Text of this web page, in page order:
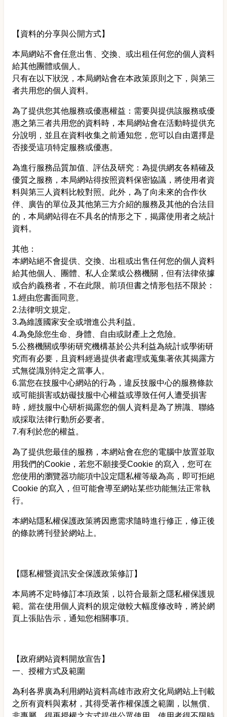
【資料的分享與公開方式】
本局網站不會任意出售、交換、或出租任何您的個人資料
給其他團體或個人。
只有在以下狀況，本局網站會在本政策原則之下，與第三
者共用您的個人資料。
為了提供您其他服務或優惠權益：需要與提供該服務或優
惠之第三者共用您的資料時，本局網站會在活動時提供充
分說明，並且在資料收集之前通知您，您可以自由選擇是
否接受這項特定服務或優惠。
為進行服務品質加值、評估及研究：為提供網友各精確及
優質之服務，本局網站得按照資料保密協議，將使用者資
料與第三人資料比較對照。此外，為了向未來的合作伙
伴、廣告的單位及其他第三方介紹的服務及其他的合法目
的，本局網站得在不具名的情形之下，揭露使用者之統計
資料。
其他：
本網站絕不會提供、交換、出租或出售任何您的個人資料
給其他個人、團體、私人企業或公務機關，但有法律依據
或合約義務者，不在此限。前項但書之情形包括不限於：
1.經由您書面同意。​
2.法律明文規定。​
3.為維護國家安全或增進公共利益。​
4.為免除您生命、身體、自由或財產上之危險。​
5.公務機關或學術研究機構基於公共利益為統計或學術研
究而有必要，且資料經過提供者處理或蒐集著依其揭露方
式無從識別特定之當事人。​
6.當您在技服中心網站的行為，違反技服中心的服務條款
或可能損害或妨礙技服中心權益或導致任何人遭受損害
時，經技服中心研析揭露您的個人資料是為了辨識、聯絡
或採取法律行動所必要者。​
7.有利於您的權益。​
為了提供您最佳的服務，本網站會在您的電腦中放置並取
用我們的Cookie，若您不願接受Cookie 的寫入，您可在
您使用的瀏覽器功能項中設定隱私權等級為高，即可拒絕
Cookie 的寫入，但可能會導至網站某些功能無法正常執
行。
本網站隱私權保護政策將因應需求隨時進行修正，修正後
的條款將刊登於網站上。
【隱私權暨資訊安全保護政策修訂】
本局將不定時修訂本項政策，以符合最新之隱私權保護規
範。當在使用個人資料的規定做較大幅度修改時，將於網
頁上張貼告示，通知您相關事項。
【政府網站資料開放宣告】
一、授權方式及範圍
為利各界廣為利用網站資料高雄市政府文化局網站上刊載
之所有資料與素材，其得受著作權保護之範圍，以無償、